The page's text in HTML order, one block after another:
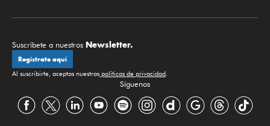
Suscríbete a nuestros Newsletter.
Regístrate aquí
Al suscribirte, aceptas nuestras políticas de privacidad.
Síguenos